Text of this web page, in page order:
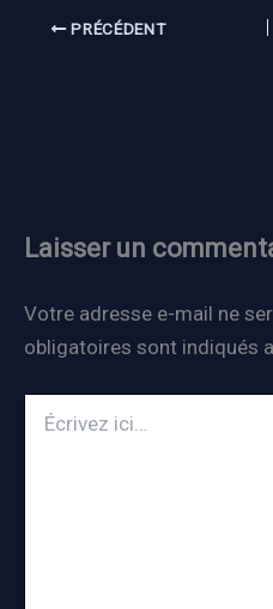
PRÉCÉDENT
Laisser un
Votre adresse e-mail ne
obligatoires sont indiqués
ici…